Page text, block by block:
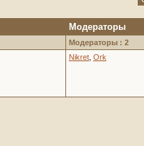
Модераторы
Модераторы : 2
Nikret Ork